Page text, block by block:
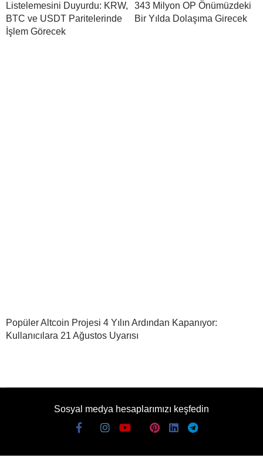
Listelemesini Duyurdu: KRW,
BTC ve USDT Paritelerinde
İşlem Görecek
343 Milyon OP Önümüzdeki
Bir Yılda Dolaşıma Girecek
Popüler Altcoin Projesi 4 Yılın Ardından Kapanıyor:
Kullanıcılara 21 Ağustos Uyarısı
Sosyal medya hesaplarımızı keşfedin